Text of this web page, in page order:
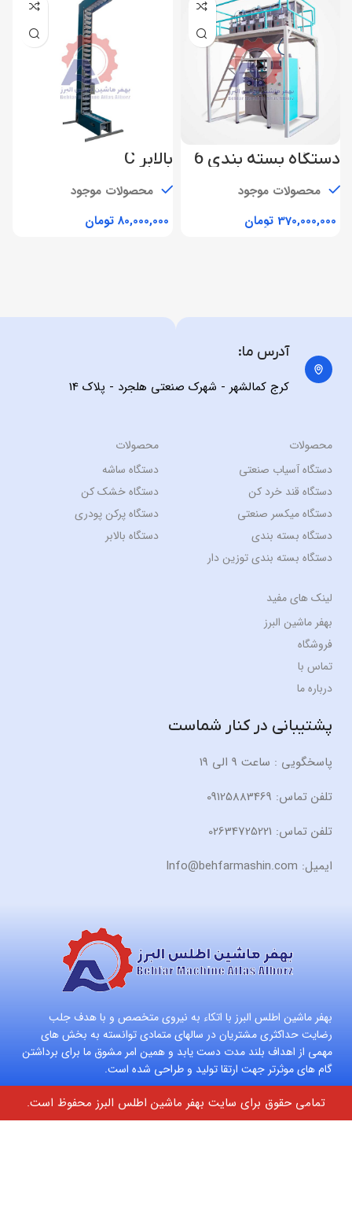
دستگاه بسته بندی 6
محصولات موجود
تومان
بالابر C
محصولات موجود
تومان
آدرس ما:
کرج کمالشهر - شهرک صنعتی هلجرد - پلاک 14
محصولات
دستگاه آسیاب صنعتی
دستگاه قند خرد کن
دستگاه میکسر صنعتی
دستگاه بسته بندی
دستگاه بسته بندی توزین دار
محصولات
دستگاه ساشه
دستگاه خشک کن
دستگاه پرکن پودری
دستگاه بالابر
لینک های مفید
بهفر ماشین البرز
فروشگاه
تماس با
درباره ما
پشتیبانی در کنار شماست
پاسخگویی : ساعت 9 الی 19
تلفن تماس: 09125883469
تلفن تماس: 02634725221
ایمیل: Info@behfarmashin.com
بهفر ماشین اطلس البرز با اتکاء به نیروی متخصص و با هدف جلب
رضایت حداکثری مشتریان در سالهای متمادی توانسته به بخش های
مهمی از اهداف بلند مدت دست یابد و همین امر مشوق ما برای برداشتن
گام های موثرتر جهت ارتقا تولید و طراحی شده است.
تمامی حقوق برای سایت بهفر ماشین اطلس البرز محفوظ است.